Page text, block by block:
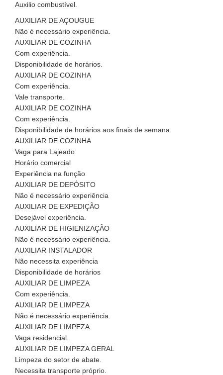
Auxilio combustível.
AUXILIAR DE AÇOUGUE
Não é necessário experiência.
AUXILIAR DE COZINHA
Com experiência.
Disponibilidade de horários.
AUXILIAR DE COZINHA
Com experiência.
Vale transporte.
AUXILIAR DE COZINHA
Com experiência.
Disponibilidade de horários aos finais de semana.
AUXILIAR DE COZINHA
Vaga para Lajeado
Horário comercial
Experiência na função
AUXILIAR DE DEPÓSITO
Não é necessário experiência
AUXILIAR DE EXPEDIÇÃO
Desejável experiência.
AUXILIAR DE HIGIENIZAÇÃO
Não é necessário experiência.
AUXILIAR INSTALADOR
Não necessita experiência
Disponibilidade de horários
AUXILIAR DE LIMPEZA
Com experiência.
AUXILIAR DE LIMPEZA
Não é necessário experiência.
AUXILIAR DE LIMPEZA
Vaga residencial.
AUXILIAR DE LIMPEZA GERAL
Limpeza do setor de abate.
Necessita transporte próprio.